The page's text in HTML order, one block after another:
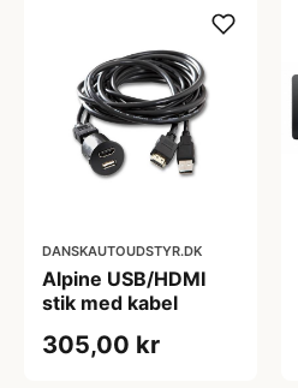
DANSKAUTOUDSTYR.DK
Alpine USB/HDMI
stik med kabel
305,00 kr